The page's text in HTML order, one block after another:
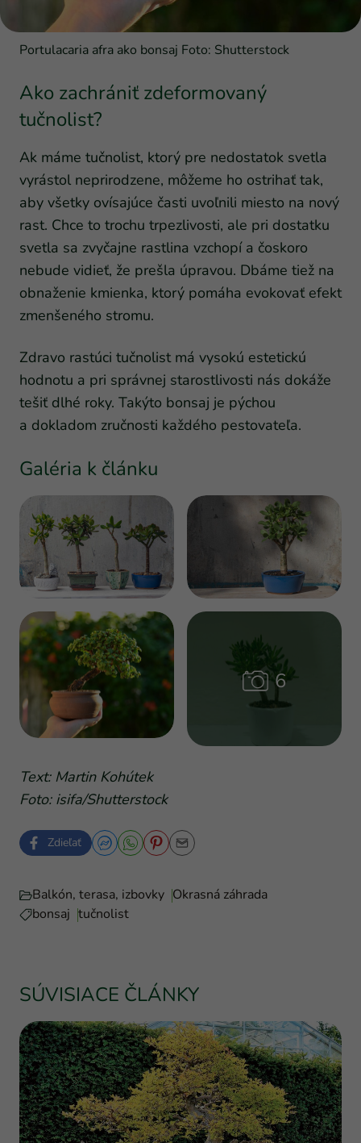
Portulacaria afra ako bonsaj Foto: Shutterstock
Ako zachrániť zdeformovaný
tučnolist?
Ak máme tučnolist, ktorý pre nedostatok svetla
vyrástol neprirodzene, môžeme ho ostrihať tak,
aby všetky ovísajúce časti uvoľnili miesto na nový
rast. Chce to trochu trpezlivosti, ale pri dostatku
svetla sa zvyčajne rastlina vzchopí a čoskoro
nebude vidieť, že prešla úpravou. Dbáme tiež na
obnaženie kmienka, ktorý pomáha evokovať efekt
zmenšeného stromu.
Zdravo rastúci tučnolist má vysokú estetickú
hodnotu a pri správnej starostlivosti nás dokáže
tešiť dlhé roky. Takýto bonsaj je pýchou
a dokladom zručnosti každého pestovateľa.
Galéria k článku
Text: Martin Kohútek
Foto: isifa/Shutterstock
Zdieľať
Balkón, terasa, izbovky Okrasná záhrada
bonsaj tučnolist
SÚVISIACE ČLÁNKY